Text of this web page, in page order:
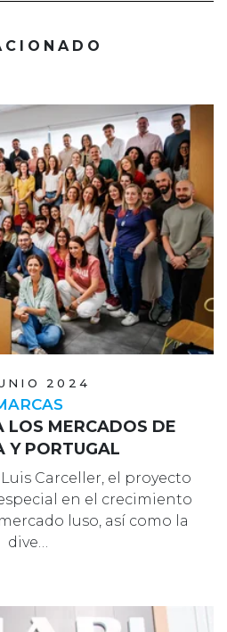
2024
LOS MERCADOS DE
Y PORTUGAL
Carceller, el proyecto
en el crecimiento
luso, así como la
dive…